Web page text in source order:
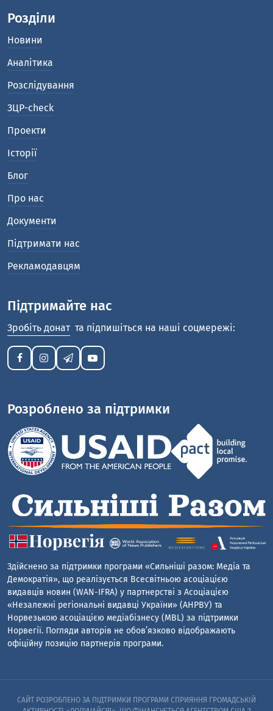
Розділи
Новини
Аналітика
Розслідування
ЗЦР-check
Проекти
Історії
Блог
Про нас
Документи
Підтримати нас
Рекламодавцям
Підтримайте нас
Зробіть донат та підпишіться на наші соцмережі:
Розроблено за підтримки
Здійснено за підтримки програми «Сильніші разом: Медіа та
Демократія», що реалізується Всесвітньою асоціацією
видавців новин (WAN-IFRA) у партнерстві з Асоціацією
«Незалежні регіональні видавці України» (АНРВУ) та
Норвезькою асоціацією медіабізнесу (MBL) за підтримки
Норвегії. Погляди авторів не обов’язково відображають
офіційну позицію партнерів програми.
САЙТ РОЗРОБЛЕНО ЗА ПІДТРИМКИ ПРОГРАМИ СПРИЯННЯ ГРОМАДСЬКІЙ